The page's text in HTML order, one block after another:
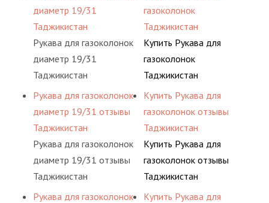
диаметр 19/31
Таджикистан
Рукава для газоколонок
диаметр 19/31
Таджикистан
Рукава для газоколонок
диаметр 19/31 отзывы
Таджикистан
Рукава для газоколонок
диаметр 19/31 отзывы
Таджикистан
Рукава для газоколонок
газоколонок
Таджикистан
Купить Рукава для
газоколонок
Таджикистан
Купить Рукава для
газоколонок отзывы
Таджикистан
Купить Рукава для
газоколонок отзывы
Таджикистан
Купить Рукава для